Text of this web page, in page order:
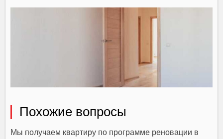
Похожие вопросы
Мы получаем квартиру по программе реновации в